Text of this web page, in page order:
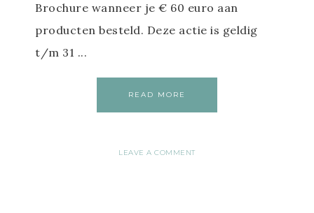
Brochure wanneer je € 60 euro aan
producten besteld. Deze actie is geldig
t/m 31 ...
READ MORE
LEAVE A COMMENT